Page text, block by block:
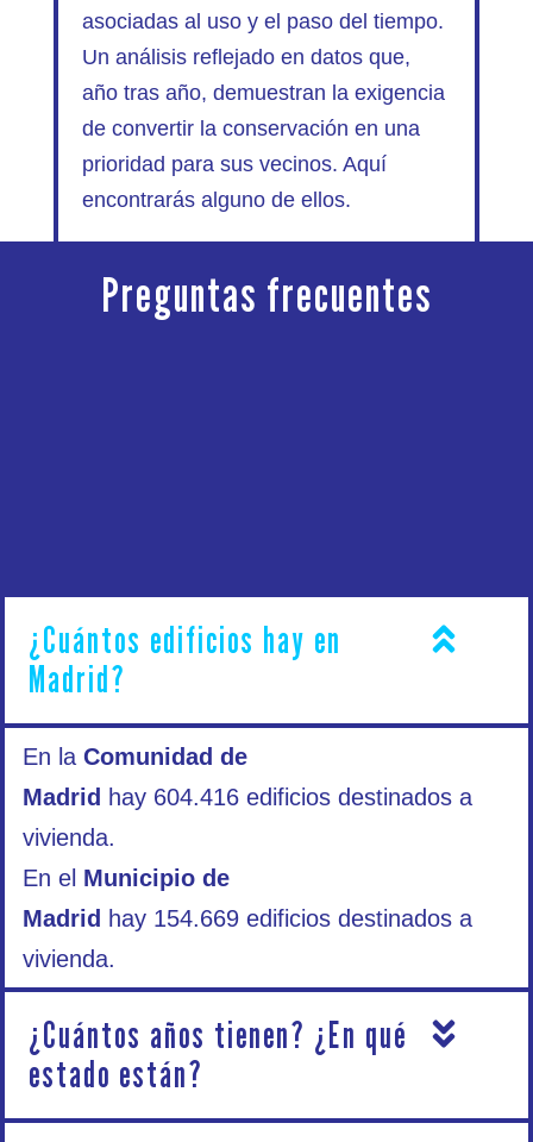
asociadas al uso y el paso del tiempo.
Un análisis reflejado en datos que,
año tras año, demuestran la exigencia
de convertir la conservación en una
prioridad para sus vecinos. Aquí
encontrarás alguno de ellos.
Preguntas frecuentes
¿Cuántos edificios hay en
Madrid?
En la Comunidad de
Madrid hay 604.416 edificios destinados a
vivienda.
En el Municipio de
Madrid hay 154.669 edificios destinados a
vivienda.
¿Cuántos años tienen? ¿En qué
estado están?